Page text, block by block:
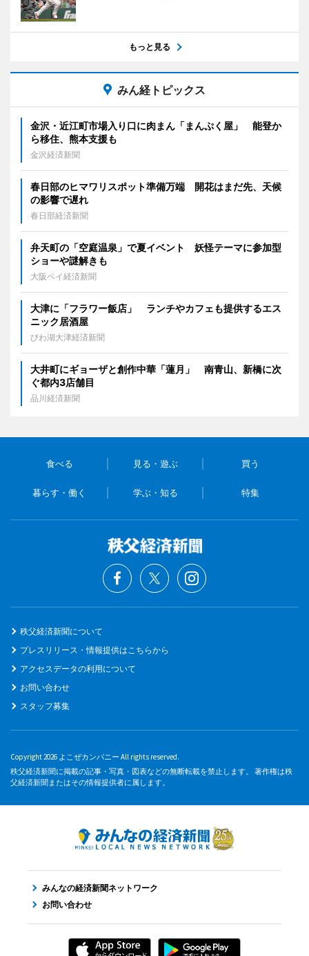
もっと見る
みん経トピックス
金沢・近江町市場入り口に肉まん「まんぷく屋」 能登か
ら移住、熊本支援も
金沢経済新聞
春日部のヒマワリスポット準備万端 開花はまだ先、天候
の影響で遅れ
春日部経済新聞
弁天町の「空庭温泉」で夏イベント 妖怪テーマに参加型
ショーや謎解きも
大阪ベイ経済新聞
大津に「フラワー飯店」 ランチやカフェも提供するエス
ニック居酒屋
びわ湖大津経済新聞
大井町にギョーザと創作中華「蓮月」 南青山、新橋に次
ぐ都内3店舗目
品川経済新聞
食べる 見る・遊ぶ 買う
暮らす・働く 学ぶ・知る 特集
秩父経済新聞について
プレスリリース・情報提供はこちらから
アクセスデータの利用について
お問い合わせ
スタッフ募集
Copyright 2026 よこぜカンパニー All rights reserved.
秩父経済新聞に掲載の記事・写真・図表などの無断転載を禁止します。 著作権は秩
父経済新聞またはその情報提供者に属します。
みんなの経済新聞ネットワーク
お問い合わせ